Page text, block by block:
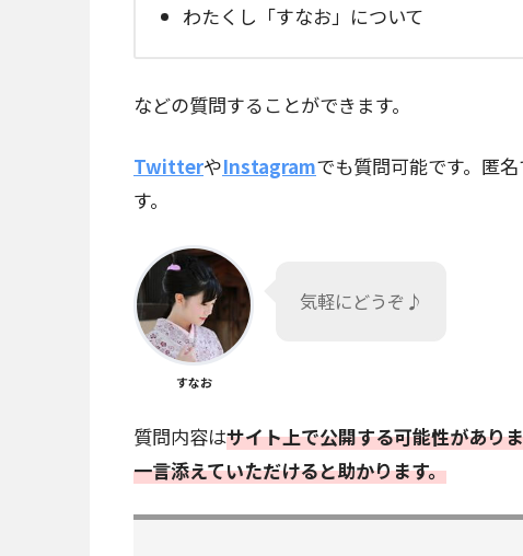
わたくし「すなお」について
などの質問することができます。
TwitterやInstagramでも質問可能です。匿
す。
すなお
気軽にどうぞ♪
質問内容はサイト上で公開する可能性があり
一言添えていただけると助かります。